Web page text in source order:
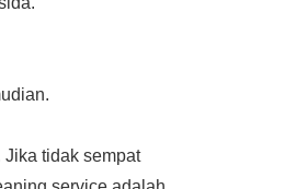
tidak sempat